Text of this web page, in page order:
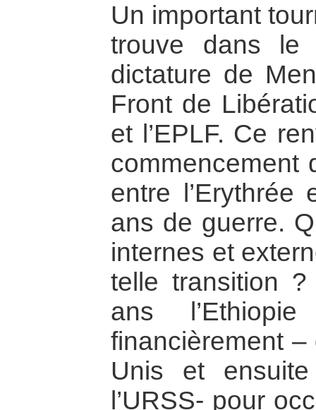
Un important
trouve dans le
dictature de
Front de
et l’EPLF. Ce
commencement
entre l’Erythrée
ans de guerre.
internes et
telle transition
ans
financièrement –
Unis et ensuite
l’URSS- pour